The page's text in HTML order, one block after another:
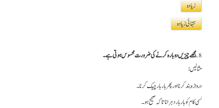
زیادہ
نتہائی زیادہ
8. مجھے چیزیں دوبارہ کرنے کی ضرورت محسوس ہوتی ہے۔
مثالیں:
دروازہ بند کرنا اور پھر بار بار چیک کرنا۔
کسی کام کو بار بار دہرانا تاکہ صحیح ہو۔